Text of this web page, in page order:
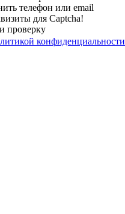
телефон или email
для Captcha!
проверку
конфиденциальности